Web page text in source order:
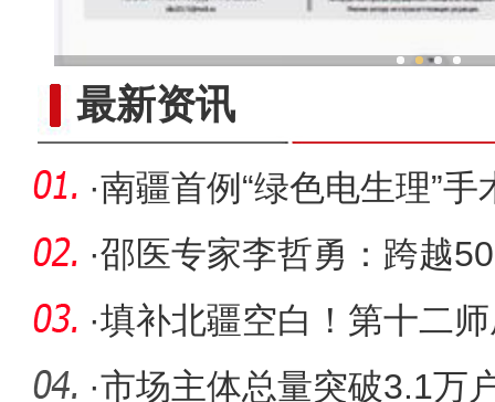
最新资讯
·南疆首例“绿色电生理”手
·邵医专家李哲勇：跨越
·填补北疆空白！第十二
杏李
·市场主体总量突破3.1万